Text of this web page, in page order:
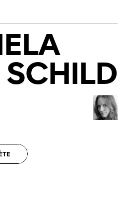
pas de manière
Explorer. Veuillez
navigateur.
SCHILD